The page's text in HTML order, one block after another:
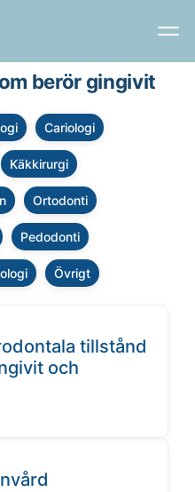
berör gingivit
Cariologi
Käkkirurgi
Ortodonti
Pedodonti
Övrigt
tillstånd
och